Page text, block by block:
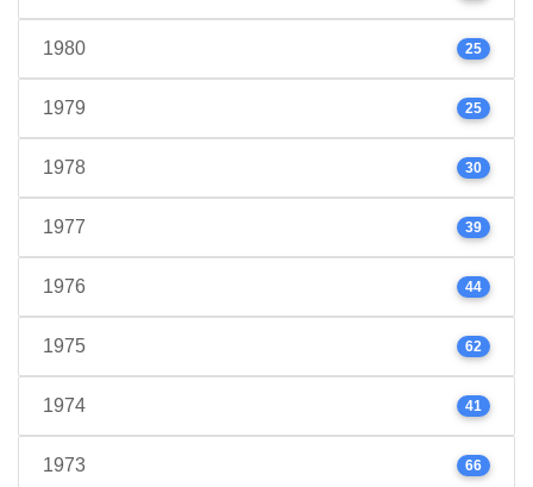
1980 25
1979 25
1978 30
1977 39
1976 44
1975 62
1974 41
1973 66